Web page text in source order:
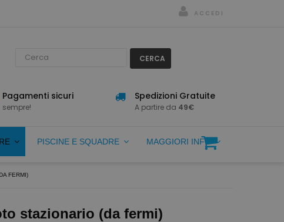
ACCEDI
CERCA
Pagamenti sicuri
sempre!
Spedizioni Gratuite
A partire da 49€
PISCINE E SQUADRE MAGGIORI INFO
FERMI)
stazionario (da fermi)